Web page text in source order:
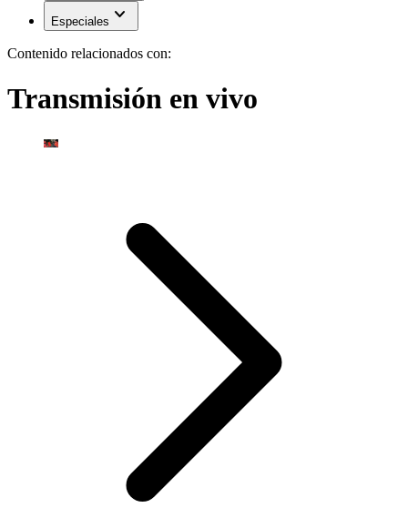
Especiales expand_more
Contenido relacionados con:
Transmisión en vivo